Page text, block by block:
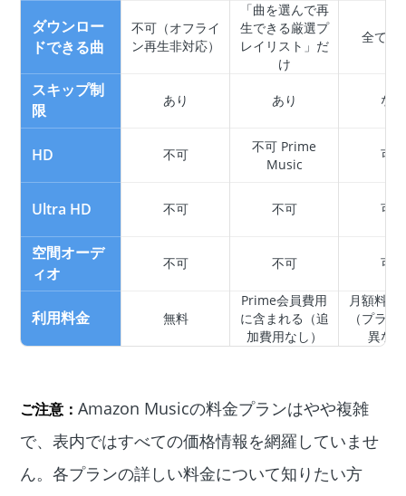
ダウンロー
ドできる曲
不可（オフライ
ン再生非対応）
「曲を選んで再
生できる厳選プ
レイリスト」だ
け
全ての
スキップ制
限
あり あり なし
HD 不可
不可 Prime
Music
可能
Ultra HD 不可 不可 可能
空間オーデ
ィオ
不可 不可 可能
利用料金 無料
Prime会員費用
に含まれる（追
加費用なし）
月額料金
（プラ
異な
ご注意：Amazon Musicの料金プランはやや複雑
で、表内ではすべての価格情報を網羅していませ
ん。各プランの詳しい料金について知りたい方